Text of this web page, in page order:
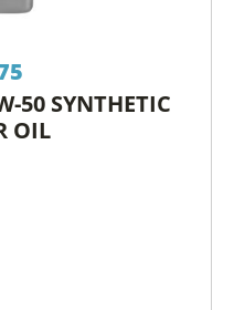
50 SYNTHETIC
OIL